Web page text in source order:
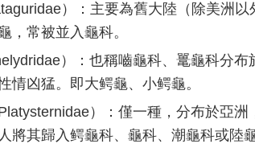
）：主要為舊大陸（除美洲
，常被並入龜科。
）：也稱嚙龜科、鼍龜科分
情凶猛。即大鳄龜、小鳄龜。
）：僅一種，分布於亞
將其歸入鳄龜科、龜科、潮龜科或陸龜